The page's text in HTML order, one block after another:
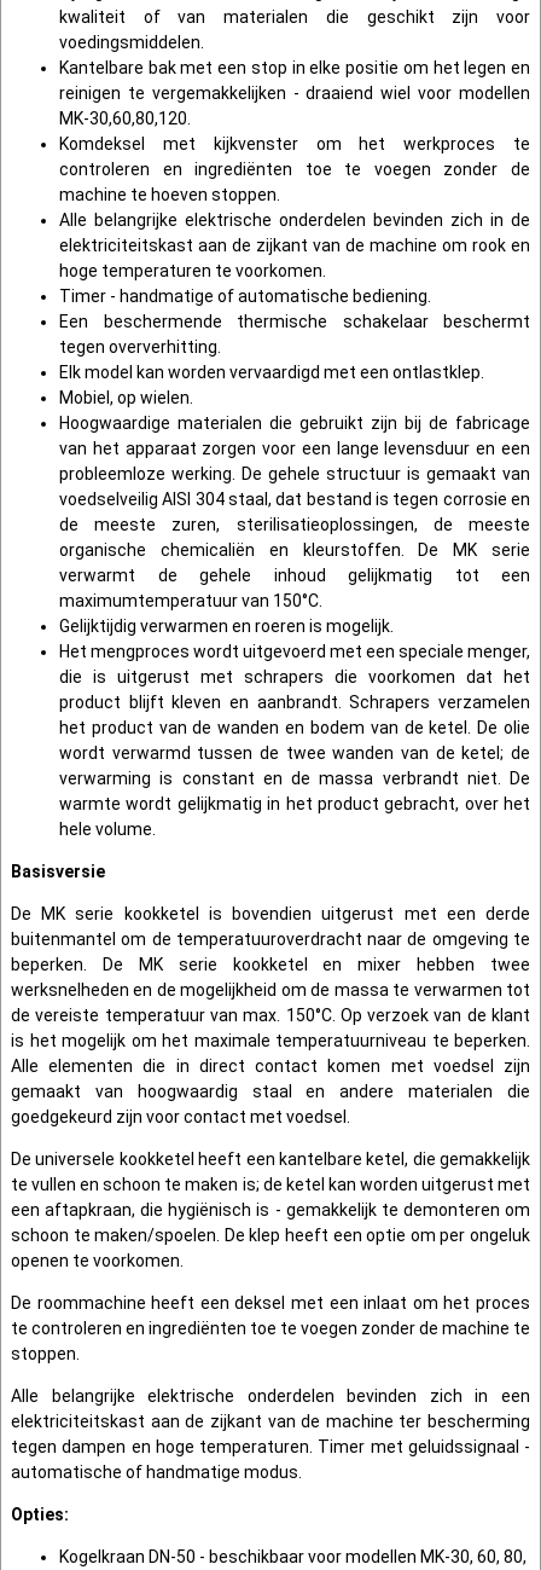
kwaliteit of van materialen die geschikt zijn voor
voedingsmiddelen.
Kantelbare bak met een stop in elke positie om het legen en
reinigen te vergemakkelijken - draaiend wiel voor modellen
MK-30,60,80,120.
Komdeksel met kijkvenster om het werkproces te
controleren en ingrediënten toe te voegen zonder de
machine te hoeven stoppen.
Alle belangrijke elektrische onderdelen bevinden zich in de
elektriciteitskast aan de zijkant van de machine om rook en
hoge temperaturen te voorkomen.
Timer - handmatige of automatische bediening.
Een beschermende thermische schakelaar beschermt
tegen oververhitting.
Elk model kan worden vervaardigd met een ontlastklep.
Mobiel, op wielen.
Hoogwaardige materialen die gebruikt zijn bij de fabricage
van het apparaat zorgen voor een lange levensduur en een
probleemloze werking. De gehele structuur is gemaakt van
voedselveilig AISI 304 staal, dat bestand is tegen corrosie en
de meeste zuren, sterilisatieoplossingen, de meeste
organische chemicaliën en kleurstoffen. De MK serie
verwarmt de gehele inhoud gelijkmatig tot een
maximumtemperatuur van 150°C.
Gelijktijdig verwarmen en roeren is mogelijk.
Het mengproces wordt uitgevoerd met een speciale menger,
die is uitgerust met schrapers die voorkomen dat het
product blijft kleven en aanbrandt. Schrapers verzamelen
het product van de wanden en bodem van de ketel. De olie
wordt verwarmd tussen de twee wanden van de ketel; de
verwarming is constant en de massa verbrandt niet. De
warmte wordt gelijkmatig in het product gebracht, over het
hele volume.
Basisversie
De MK serie kookketel is bovendien uitgerust met een derde
buitenmantel om de temperatuuroverdracht naar de omgeving te
beperken. De MK serie kookketel en mixer hebben twee
werksnelheden en de mogelijkheid om de massa te verwarmen tot
de vereiste temperatuur van max. 150°C. Op verzoek van de klant
is het mogelijk om het maximale temperatuurniveau te beperken.
Alle elementen die in direct contact komen met voedsel zijn
gemaakt van hoogwaardig staal en andere materialen die
goedgekeurd zijn voor contact met voedsel.
De universele kookketel heeft een kantelbare ketel, die gemakkelijk
te vullen en schoon te maken is; de ketel kan worden uitgerust met
een aftapkraan, die hygiënisch is - gemakkelijk te demonteren om
schoon te maken/spoelen. De klep heeft een optie om per ongeluk
openen te voorkomen.
De roommachine heeft een deksel met een inlaat om het proces
te controleren en ingrediënten toe te voegen zonder de machine te
stoppen.
Alle belangrijke elektrische onderdelen bevinden zich in een
elektriciteitskast aan de zijkant van de machine ter bescherming
tegen dampen en hoge temperaturen. Timer met geluidssignaal -
automatische of handmatige modus.
Opties:
Kogelkraan DN-50 - beschikbaar voor modellen MK-30, 60, 80,